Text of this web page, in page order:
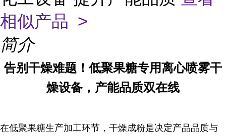
相似产品 >
简介
告别干燥难题！低聚果糖专用离心喷雾干
燥设备，产能品质双在线
在低聚果糖生产加工环节，干燥成粉是决定产品品质与